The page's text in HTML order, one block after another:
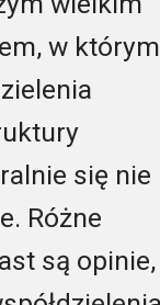
w
się nie
Różne
są